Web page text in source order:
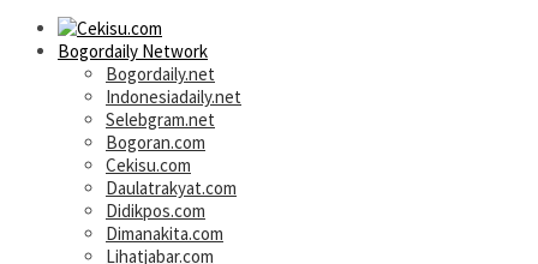
Bogordaily Network
Bogordaily.net
Indonesiadaily.net
Selebgram.net
Bogoran.com
Cekisu.com
Daulatrakyat.com
Didikpos.com
Dimanakita.com
Lihatjabar.com